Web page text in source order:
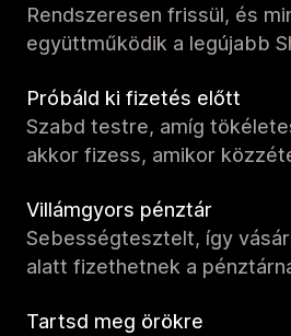
Rendszeresen frissül, és
együttműködik a legújabb
Próbáld ki fizetés előtt
Szabd testre, amíg
akkor fizess, amikor
Villámgyors pénztár
Sebességtesztelt, így
alatt fizethetnek a
Tartsd meg örökre